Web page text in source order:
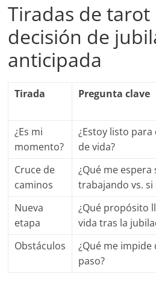
Tiradas de tarot
decisión de
anticipada
Tirada Pregunta clave
¿Es mi
momento?
¿Estoy listo
de vida?
Cruce de
caminos
¿Qué me espera
trabajando vs. si
Nueva
etapa
¿Qué propósito
vida tras la
Obstáculos
¿Qué me impide
paso?